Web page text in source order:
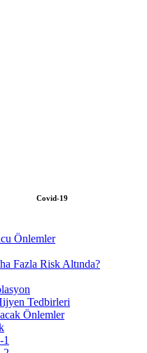
Covid-19
Önlemler
Fazla Risk Altında?
Tedbirleri
Önlemler